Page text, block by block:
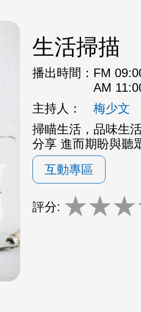
生活掃描
播出時間： FM
AM
主持人：
梅少文
掃瞄生活，品味生
分享 進而期盼與聽
互動專區
評分: ★★★